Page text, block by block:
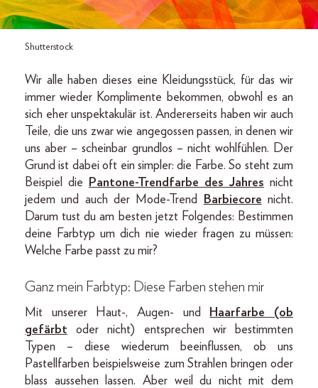
Shutterstock
Wir alle haben dieses eine Kleidungsstück, für das wir
immer wieder Komplimente bekommen, obwohl es an
sich eher unspektakulär ist. Andererseits haben wir auch
Teile, die uns zwar wie angegossen passen, in denen wir
uns aber ­­– scheinbar grundlos – nicht wohlfühlen. Der
Grund ist dabei oft ein simpler: die Farbe. So steht zum
Beispiel die
Pantone-Trendfarbe des Jahres nicht
jedem und auch der Mode-Trend Barbiecore nicht.
Darum tust du am besten jetzt Folgendes: Bestimmen
deine Farbtyp um dich nie wieder fragen zu müssen:
Welche Farbe passt zu mir?
Ganz mein Farbtyp: Diese Farben stehen mir
Mit unserer Haut-, Augen- und
Haarfarbe (ob
gefärbt oder nicht) entsprechen wir bestimmten
Typen – diese wiederum beeinflussen, ob uns
Pastellfarben beispielsweise zum Strahlen bringen oder
blass aussehen lassen. Aber weil du nicht mit dem